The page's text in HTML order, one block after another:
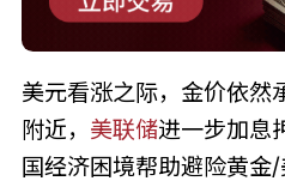
美元看涨之际，金价依然
附近， 美联储进一步加息
国经济困境帮助避险黄金